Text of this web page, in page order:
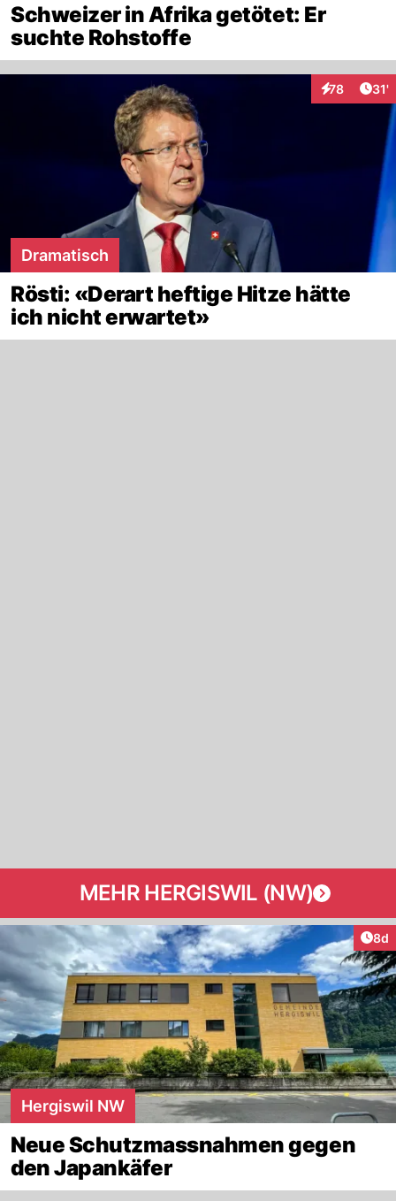
Schweizer in Afrika getötet: Er
suchte Rohstoffe
78
Interaktionen
31'
Dramatisch
Rösti: «Derart heftige Hitze hätte
ich nicht erwartet»
MEHR HERGISWIL (NW)
8d
Hergiswil NW
Neue Schutzmassnahmen gegen
den Japankäfer